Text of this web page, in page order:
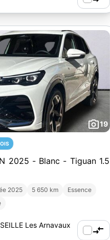
19
2025 - Blanc - Tiguan 1.5
2025 5 650 km
Essence
Les Arnavaux